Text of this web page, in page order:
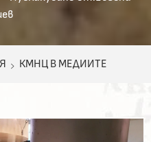
КМНЦ В МЕДИИТЕ